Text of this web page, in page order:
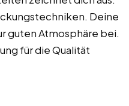
Deine
guten Atmosphäre bei.
für die Qualität